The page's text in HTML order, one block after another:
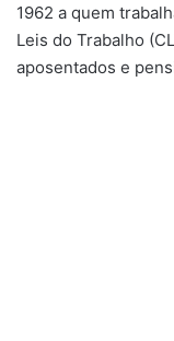
1962 a quem
Leis do Trabalho
aposentados e